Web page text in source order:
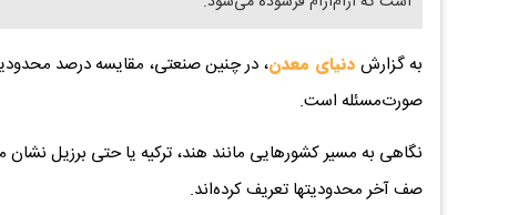
به گزارش دنیای معدن، در چنین صنعتی، مقایسه درصد
صورت‌مسئله است.
نگاهی به مسیر کشورهایی مانند هند، ترکیه یا حتی برزیل
صف آخر محدودیتها تعریف کرده‌اند.